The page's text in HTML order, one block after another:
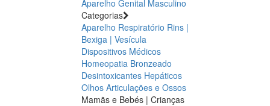
Aparelho Genital Masculino
Categorias
Aparelho Respiratório Rins |
Bexiga | Vesícula
Dispositivos Médicos
Homeopatia Bronzeado
Desintoxicantes Hepáticos
Olhos Articulações e Ossos
Mamãs e Bebés | Crianças